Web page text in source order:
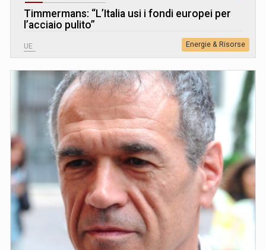
Timmermans: “L’Italia usi i fondi europei per
l’acciaio pulito”
UE Energie & Risorse